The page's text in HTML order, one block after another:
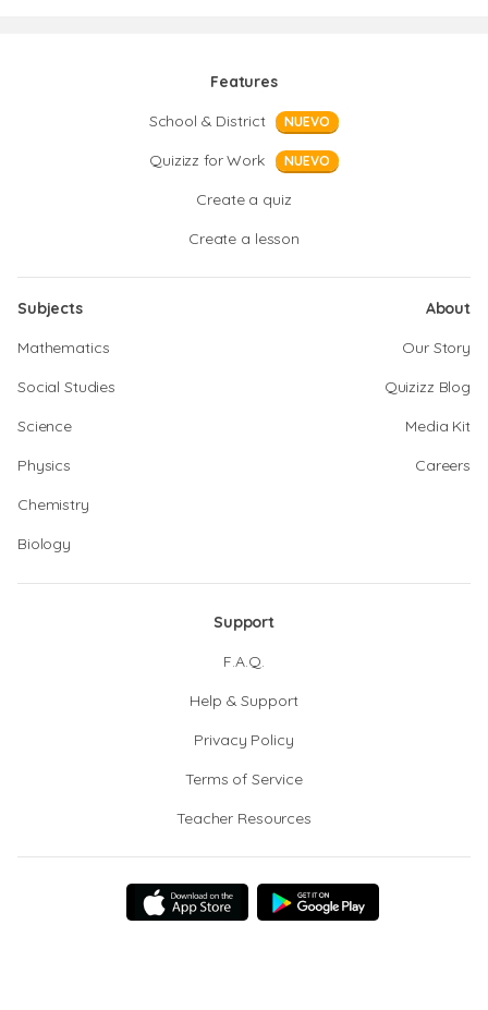
Features
School & District
NUEVO
Quizizz for Work NUEVO
Create a quiz
Create a lesson
Subjects
Mathematics
Social Studies
Science
Physics
Chemistry
Biology
About
Our Story
Quizizz Blog
Media Kit
Careers
Support
F.A.Q.
Help & Support
Privacy Policy
Terms of Service
Teacher Resources